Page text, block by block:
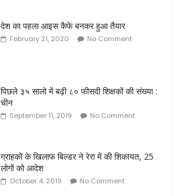
देश का पहला आइस कैफे बनकर हुआ तैयार
February 21, 2020 No Comment
पिछले ३५ सालो में बढ़ी ८० फीसदी शिक्षकों की संख्या :
चीन
September 11, 2019 No Comment
ग्राहकों के खिलाफ बिल्डर ने रेरा में की शिकायत, 25
लोगों को आदेश
October 4, 2019 No Comment